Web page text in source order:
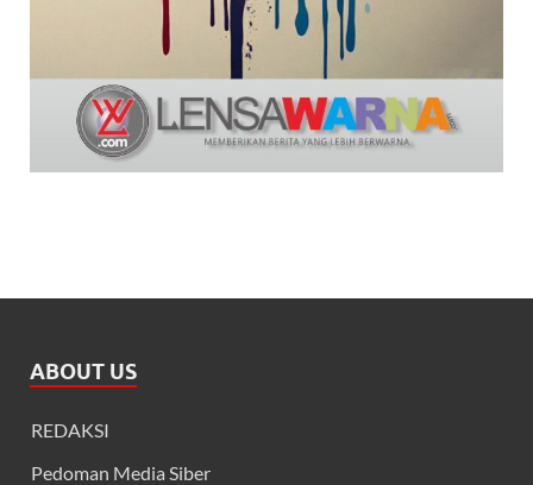
ABOUT US
REDAKSI
Pedoman Media Siber